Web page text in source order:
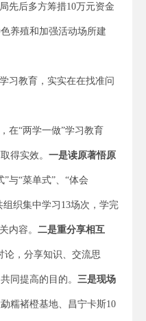
先后多方筹措10万元资金
养殖和加强活动场所建
习教育，实实在在找准问
在“两学一做”学习教育
得实效。 一是读原著悟原
与“菜单式”、“体会
组织集中学习13场次，学完
内容。 二是重分享相互
论，分享知识、交流思
同提高的目的。 三是现场
糯褚橙基地、昌宁卡斯10